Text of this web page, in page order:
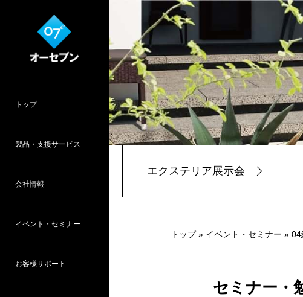
トップ
製品・支援サービス
会社情報
イベント・セミナー
お客様サポート
エクステリア展示会
トップ» イベント・セミナー » 04
セミナー・